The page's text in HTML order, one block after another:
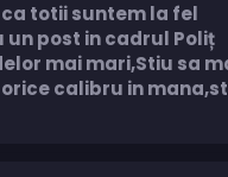
totii suntem la fel
post in cadrul Poliț
mai mari,Stiu sa
calibru in